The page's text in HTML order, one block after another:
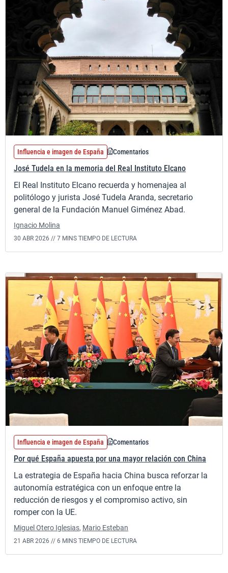
Influencia e imagen de España Comentarios
José Tudela en la memoria del Real Instituto Elcano
El Real Instituto Elcano recuerda y homenajea al
politólogo y jurista José Tudela Aranda, secretario
general de la Fundación Manuel Giménez Abad.
Ignacio Molina
30 ABR 2026 // 7 MINS TIEMPO DE LECTURA
Influencia e imagen de España Comentarios
Por qué España apuesta por una mayor relación con China
La estrategia de España hacia China busca reforzar la
autonomía estratégica con un enfoque entre la
reducción de riesgos y el compromiso activo, sin
romper con la UE.
Miguel Otero Iglesias, Mario Esteban
21 ABR 2026 // 6 MINS TIEMPO DE LECTURA